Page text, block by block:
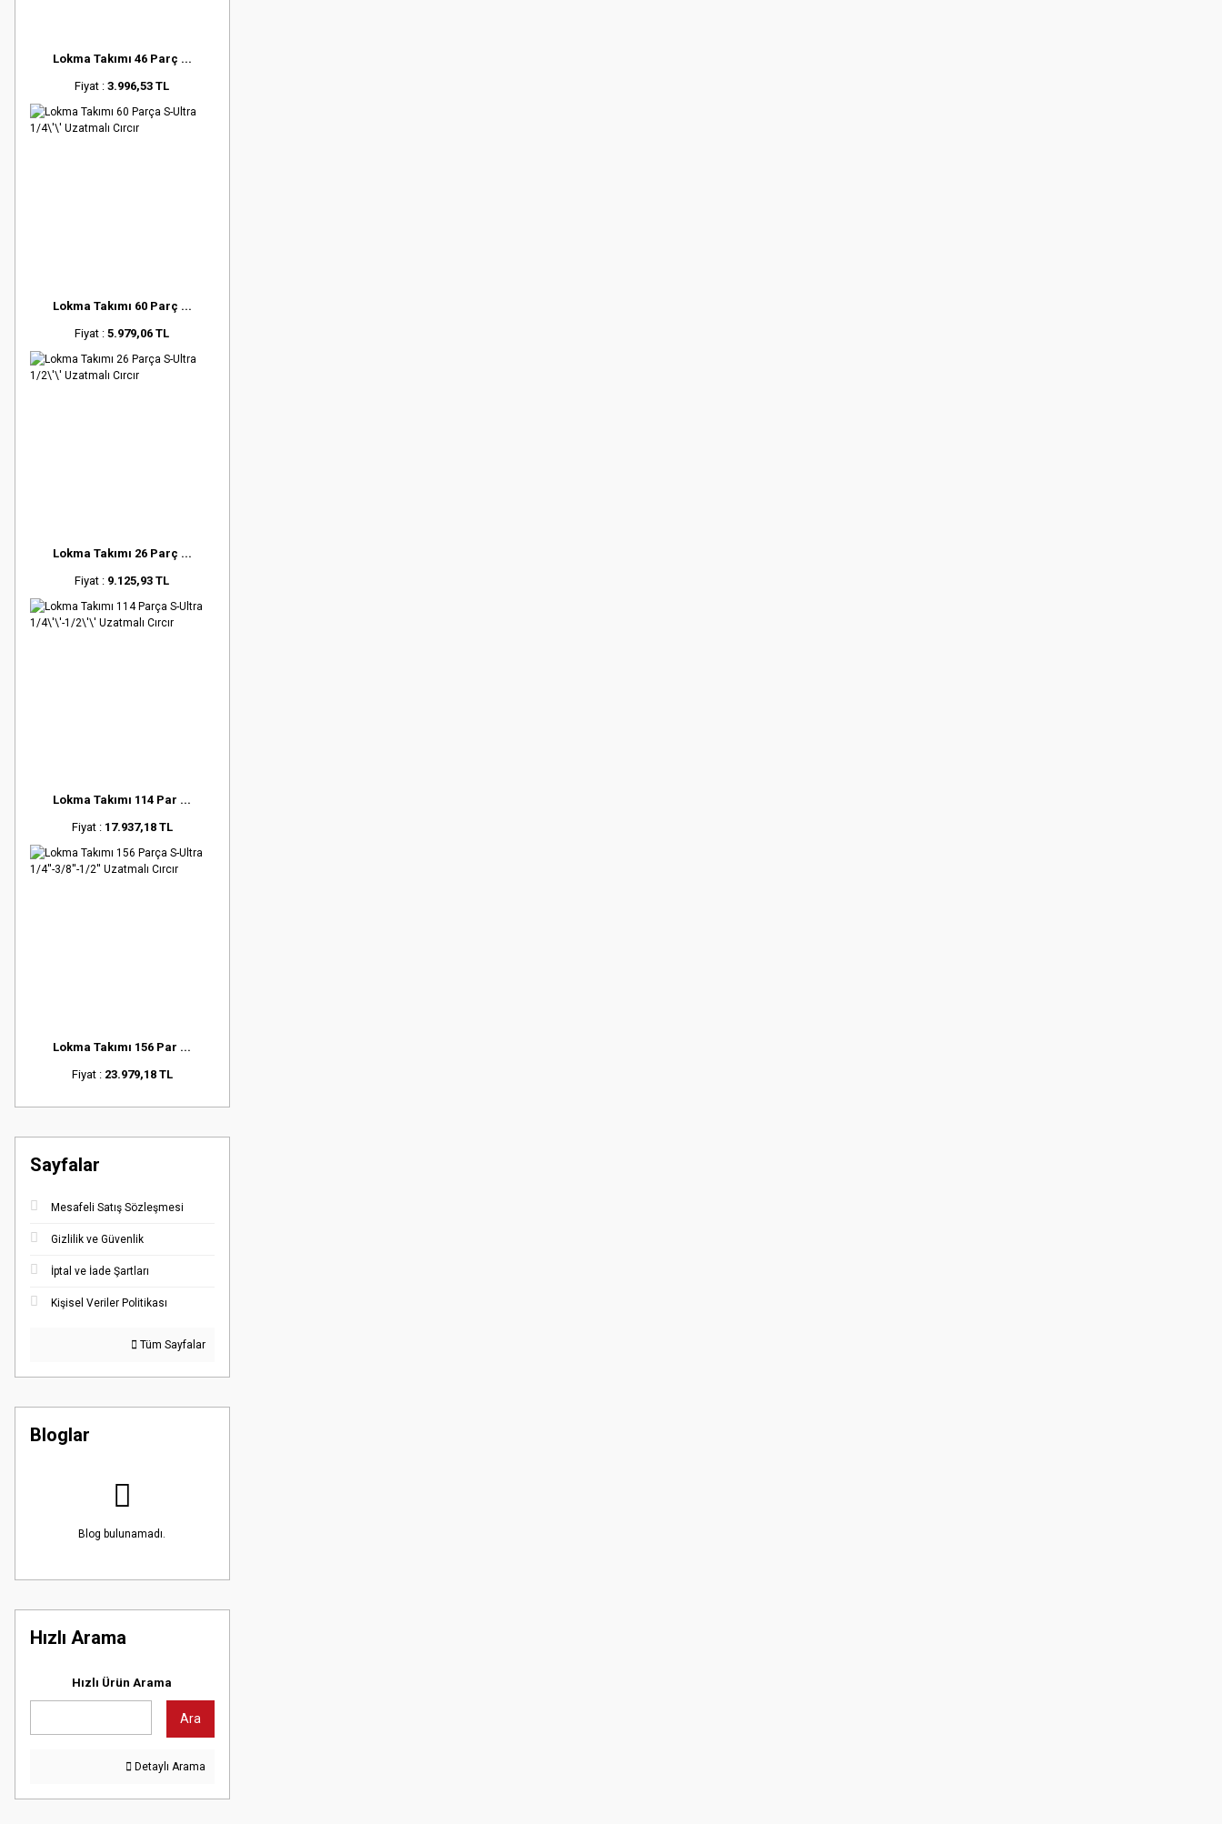
Lokma Takımı 46 Parç ...
Fiyat :3.996,53 TL
Lokma Takımı 60 Parç ...
Fiyat :5.979,06 TL
Lokma Takımı 26 Parç ...
Fiyat : 9.125,93 TL
Lokma Takımı 114 Par ...
Fiyat : 17.937,18 TL
Lokma Takımı 156 Par ...
Fiyat : 23.979,18 TL
Sayfalar
Mesafeli Satış Sözleşmesi
Gizlilik ve Güvenlik
İptal ve İade Şartları
Kişisel Veriler Politikası
Tüm Sayfalar
Bloglar
Blog bulunamadı.
Hızlı Arama
Hızlı Ürün Arama
Ara
Detaylı Arama